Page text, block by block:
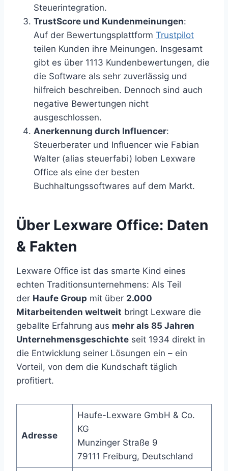
Steuerintegration.
TrustScore und Kundenmeinungen:
Auf der Bewertungsplattform Trustpilot
teilen Kunden ihre Meinungen. Insgesamt
gibt es über 1113 Kundenbewertungen, die
die Software als sehr zuverlässig und
hilfreich beschreiben. Dennoch sind auch
negative Bewertungen nicht
ausgeschlossen.
Anerkennung durch Influencer:
Steuerberater und Influencer wie Fabian
Walter (alias steuerfabi) loben Lexware
Office als eine der besten
Buchhaltungssoftwares auf dem Markt.
Über Lexware Office: Daten
& Fakten
Lexware Office ist das smarte Kind eines
echten Traditionsunternehmens: Als Teil
der Haufe Group mit über 2.000
Mitarbeitenden weltweit bringt Lexware die
geballte Erfahrung aus mehr als 85 Jahren
Unternehmensgeschichte seit 1934 direkt in
die Entwicklung seiner Lösungen ein – ein
Vorteil, von dem die Kundschaft täglich
profitiert.
Adresse
Haufe-Lexware GmbH & Co.
KG
Munzinger Straße 9
79111 Freiburg, Deutschland